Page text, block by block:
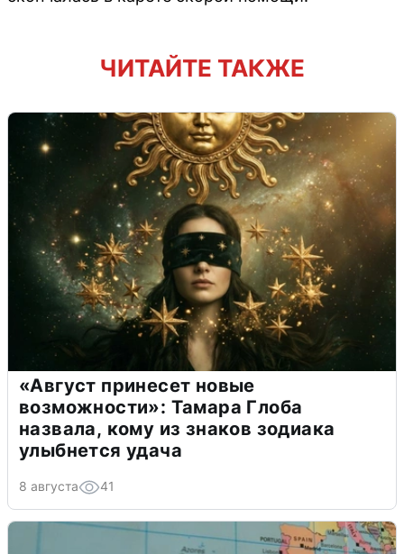
ЧИТАЙТЕ ТАКЖЕ
«Август принесет новые
возможности»: Тамара Глоба
назвала, кому из знаков зодиака
улыбнется удача
8 августа 41